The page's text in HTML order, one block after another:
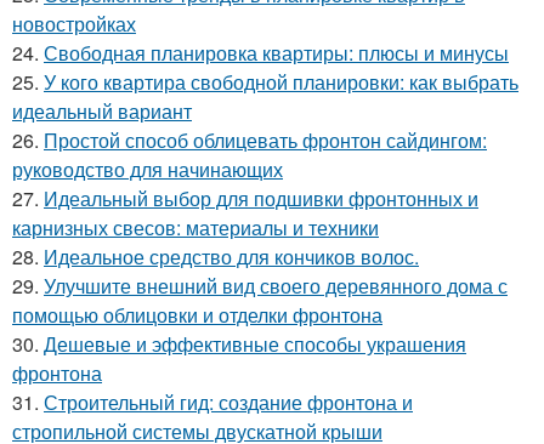
новостройках
24. Свободная планировка квартиры: плюсы и минусы
25. У кого квартира свободной планировки: как выбрать
идеальный вариант
26. Простой способ облицевать фронтон сайдингом:
руководство для начинающих
27. Идеальный выбор для подшивки фронтонных и
карнизных свесов: материалы и техники
28. Идеальное средство для кончиков волос.
29. Улучшите внешний вид своего деревянного дома с
помощью облицовки и отделки фронтона
30. Дешевые и эффективные способы украшения
фронтона
31. Строительный гид: создание фронтона и
стропильной системы двускатной крыши